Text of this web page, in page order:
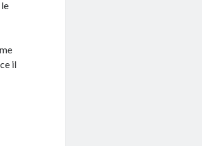
il